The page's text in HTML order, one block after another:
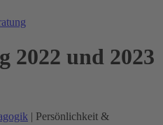
2022 und 2023
| Persönlichkeit &